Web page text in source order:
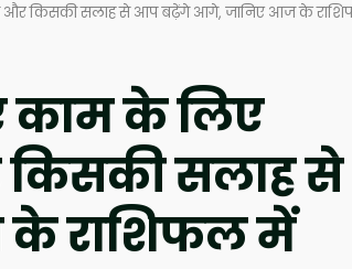
और किसकी सलाह से आप बढ़ेंगे आगे, जानिए आज के
काम के लिए
किसकी सलाह से
राशिफल में